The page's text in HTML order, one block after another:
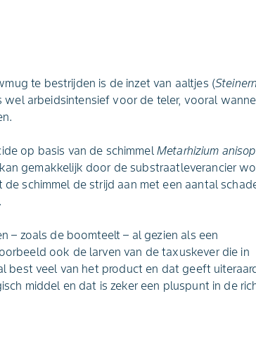
te bestrijden is de inzet van aaltjes (
arbeidsintensief voor de teler, vooral
op basis van de schimmelMetarhizium
gemakkelijk door de substraatleverancier
schimmel de strijd aan met een aantal
– zoals de boomteelt – al gezien als een
ook de larven van de taxuskever die in
best veel van het product en dat geeft
middel en dat is zeker een pluspunt in de